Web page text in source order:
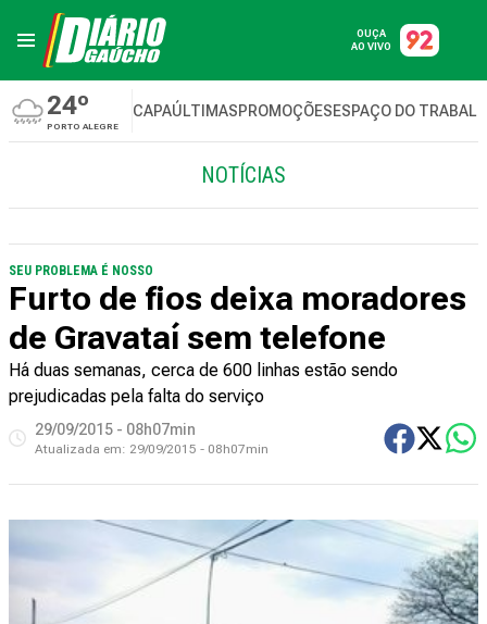
OUÇA
AO VIVO
24º
PORTO ALEGRE
CAPAÚLTIMASPROMOÇÕESESPAÇO DO
NOTÍCIAS
SEU PROBLEMA É NOSSO
Furto de fios deixa moradores
de Gravataí sem telefone
Há duas semanas, cerca de 600 linhas estão sendo
prejudicadas pela falta do serviço
29/09/2015 - 08h07min
Atualizada em: 29/09/2015 - 08h07min